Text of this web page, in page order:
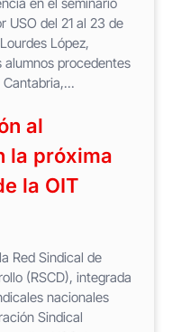
USO del 21 al 23 de
López,
procedentes
al
la próxima
la OIT
Red Sindical de
(RSCD), integrada
nacionales
Sindical